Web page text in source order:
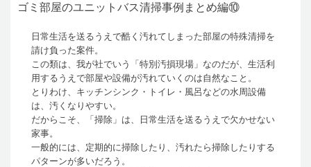
ゴミ部屋のユニットバス清掃事例まとめ編⑩
日常生活を送るうえで酷く汚れてしまった部屋の特殊清掃を
請け負った案件。
この類は、我が社でいう「特別汚損現場」なのだが、生活利
用するうえで部屋や設備が汚れていくのは自然なこと。
とりわけ、キッチンシンク・トイレ・風呂などの水周設備
は、汚くなりやすい。
だからこそ、「掃除」は、日常生活を送るうえで欠かせない
家事。
一般的には、定期的に掃除したり、汚れたら掃除したりする
パターンが多いだろう。